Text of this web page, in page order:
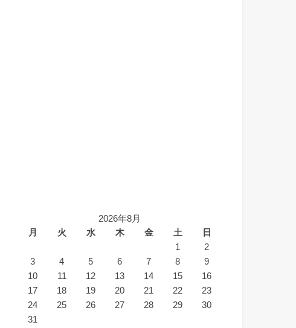
2026年8月
月
火 水 木 金 土
日
1
2
3
4 5 6 7 8
9
10
11 12 13 14 15
16
17
18 19 20 21 22
23
24
25 26 27 28 29
30
31